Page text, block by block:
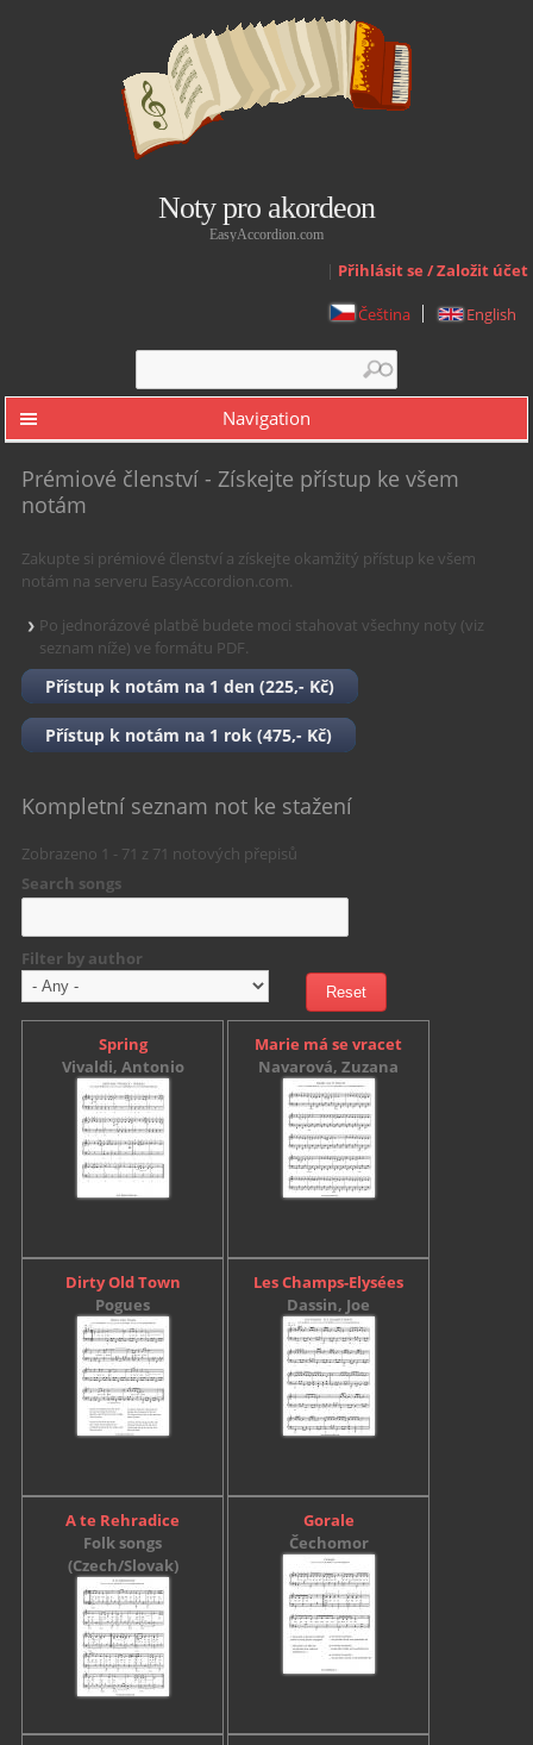
Noty pro akordeon
EasyAccordion.com
| Přihlásit se / Založit účet
Čeština English
Search form
Search
Navigation
Prémiové členství - Získejte přístup ke všem
notám
Zakupte si prémiové členství a získejte okamžitý přístup ke všem
notám na serveru EasyAccordion.com.
Po jednorázové platbě budete moci stahovat všechny noty (viz
seznam níže) ve formátu PDF.
Přístup k notám na 1 den (225,- Kč)
Přístup k notám na 1 rok (475,- Kč)
Kompletní seznam not ke stažení
Zobrazeno 1 - 71 z 71 notových přepisů
Search songs
Filter by author
Spring
Vivaldi, Antonio
Marie má se vracet
Navarová, Zuzana
Dirty Old Town
Pogues
Les Champs-Elysées
Dassin, Joe
A te Rehradice
Folk songs
(Czech/Slovak)
Gorale
Čechomor